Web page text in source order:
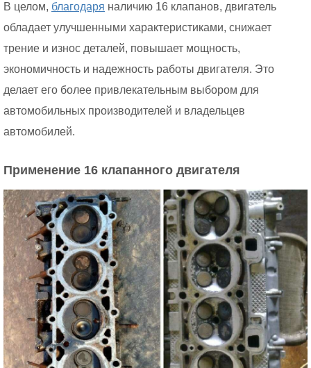
В целом, благодаря наличию 16 клапанов, двигатель
обладает улучшенными характеристиками, снижает
трение и износ деталей, повышает мощность,
экономичность и надежность работы двигателя. Это
делает его более привлекательным выбором для
автомобильных производителей и владельцев
автомобилей.
Применение 16 клапанного двигателя